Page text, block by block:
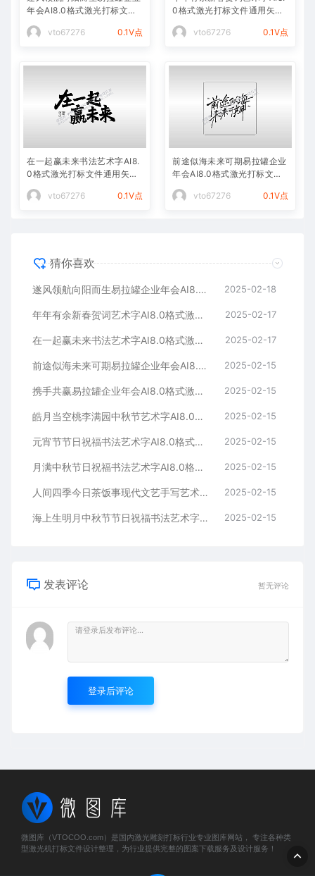
年会AI8.0格式激光打标文件
通用矢量图
vto67276
0.1V点
0格式激光打标文件通用矢量
图
vto67276
0.1V点
在一起赢未来书法艺术字AI8.
0格式激光打标文件通用矢量
vto67276
0.1V点
前途似海未来可期易拉罐企业
年会AI8.0格式激光打标文件
vto67276
0.1V点
猜你喜欢
遂风领航向阳而生易拉罐企业年会AI8.0格式激光打标文件通用矢量图 2025-02-18
年年有余新春贺词艺术字AI8.0格式激光打标文件通用矢量图 2025-02-17
在一起赢未来书法艺术字AI8.0格式激光打标文件通用矢量图 2025-02-17
前途似海未来可期易拉罐企业年会AI8.0格式激光打标文件通用矢量图 2025-02-15
携手共赢易拉罐企业年会AI8.0格式激光打标文件通用矢量图 2025-02-15
皓月当空桃李满园中秋节艺术字AI8.0格式激光打标文件通用矢量图 2025-02-15
元宵节节日祝福书法艺术字AI8.0格式激光打标文件通用矢量图 2025-02-15
月满中秋节日祝福书法艺术字AI8.0格式激光打标文件通用矢量图 2025-02-15
人间四季今日茶饭事现代文艺手写艺术字AI8.0格式激光打标文件通用矢量图 2025-02-15
海上生明月中秋节节日祝福书法艺术字AI8.0格式激光打标文件通用矢量图 2025-02-15
发表评论 暂无评论
登录后评论
微图库（VTOCOO.com）是国内激光雕刻打标行业专业图库网站， 专注各种类
型激光机打标文件设计整理，为行业提供完整的图案下载服务及设计服务！